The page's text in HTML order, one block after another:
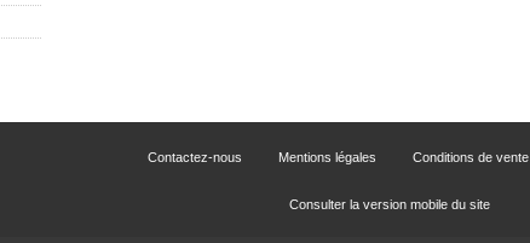
Contactez-nous Mentions légales Conditions de vente
Consulter la version mobile du site